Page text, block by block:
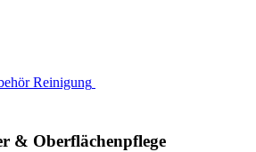
Reinigung
& Oberflächenpflege